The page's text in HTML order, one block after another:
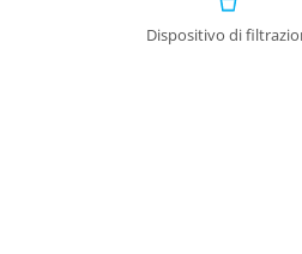
Dispositivo di